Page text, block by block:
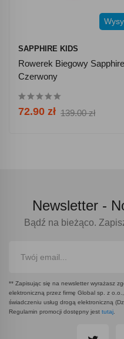
SAPPHIRE KIDS
Rowerek Biegowy
Czerwony
72.90 zł 139.00 zł
Newsletter -
Bądź na bieżąco.
** Zapisując się na newsletter wyrażasz
elektroniczną przez firmę Global sp. z
świadczeniu usług drogą elektroniczną
Regulamin promocji dostępny jest tutaj.